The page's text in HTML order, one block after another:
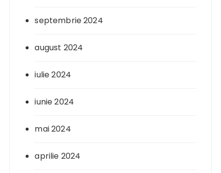
septembrie 2024
august 2024
iulie 2024
iunie 2024
mai 2024
aprilie 2024